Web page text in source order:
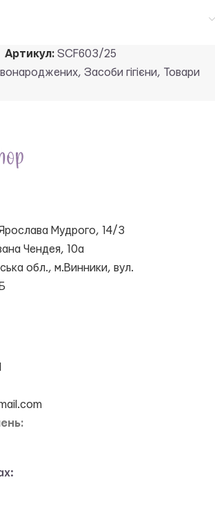
Артикул: SCF603/25
, Засоби гігієни, Товари
Мудрого, 14/3
Чендея, 10а
обл., м.Винники, вул.